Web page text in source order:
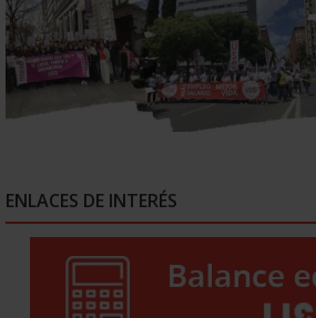
ENLACES DE INTERÉS